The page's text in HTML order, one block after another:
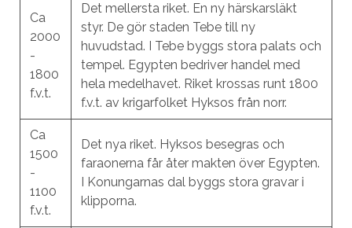
Ca
2000
-
1800
f.v.t.
Det mellersta riket. En ny härskarsläkt
styr. De gör staden Tebe till ny
huvudstad. I Tebe byggs stora palats och
tempel. Egypten bedriver handel med
hela medelhavet. Riket krossas runt 1800
f.v.t. av krigarfolket Hyksos från norr.
Ca
1500
-
1100
f.v.t.
Det nya riket. Hyksos besegras och
faraonerna får åter makten över Egypten.
I Konungarnas dal byggs stora gravar i
klipporna.